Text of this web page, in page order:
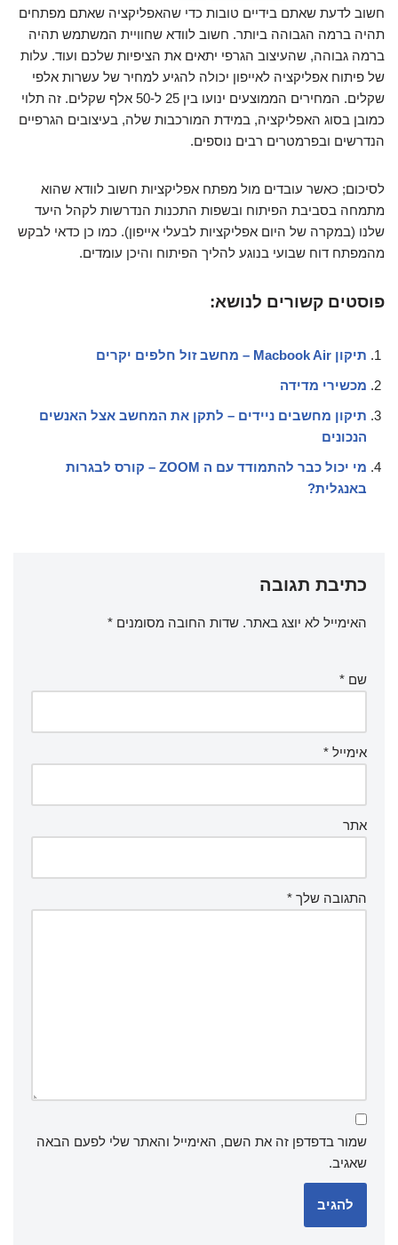
חשוב לדעת שאתם בידיים טובות כדי שהאפליקציה שאתם מפתחים
תהיה ברמה הגבוהה ביותר. חשוב לוודא שחוויית המשתמש תהיה
ברמה גבוהה, שהעיצוב הגרפי יתאים את הציפיות שלכם ועוד. עלות
של פיתוח אפליקציה לאייפון יכולה להגיע למחיר של עשרות אלפי
שקלים. המחירים הממוצעים ינועו בין 25 ל-50 אלף שקלים. זה תלוי
כמובן בסוג האפליקציה, במידת המורכבות שלה, בעיצובים הגרפיים
הנדרשים ובפרמטרים רבים נוספים.
לסיכום; כאשר עובדים מול מפתח אפליקציות חשוב לוודא שהוא
מתמחה בסביבת הפיתוח ובשפות התכנות הנדרשות לקהל היעד
שלנו (במקרה של היום אפליקציות לבעלי אייפון). כמו כן כדאי לבקש
מהמפתח דוח שבועי בנוגע להליך הפיתוח והיכן עומדים.
פוסטים קשורים לנושא:
תיקון Macbook Air – מחשב זול חלפים יקרים
מכשירי מדידה
תיקון מחשבים ניידים – לתקן את המחשב אצל האנשים
הנכונים
מי יכול כבר להתמודד עם ה ZOOM – קורס לבגרות
באנגלית?
כתיבת תגובה
האימייל לא יוצג באתר. שדות החובה מסומנים *
שם *
אימייל *
אתר
התגובה שלך *
שמור בדפדפן זה את השם, האימייל והאתר שלי לפעם הבאה
שאגיב.